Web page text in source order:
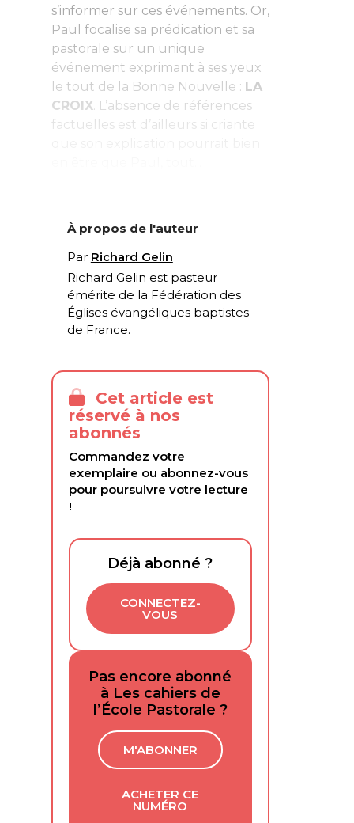
s’informer sur ces événements. Or,
Paul focalise sa prédication et sa
pastorale sur un unique
événement exprimant à ses yeux
le tout de la Bonne Nouvelle : LA
CROIX. L’absence de références
factuelles est d’ailleurs si criante
À propos de l'auteur
Par Richard Gelin
Richard Gelin est pasteur
émérite de la Fédération des
Églises évangéliques baptistes
de France.
Cet article est
réservé à nos
abonnés
Commandez votre
exemplaire ou abonnez-vous
pour poursuivre votre lecture
!
Déjà abonné ?
CONNECTEZ-
VOUS
Pas encore abonné
à Les cahiers de
l’École Pastorale ?
M'ABONNER
ACHETER CE
NUMÉRO